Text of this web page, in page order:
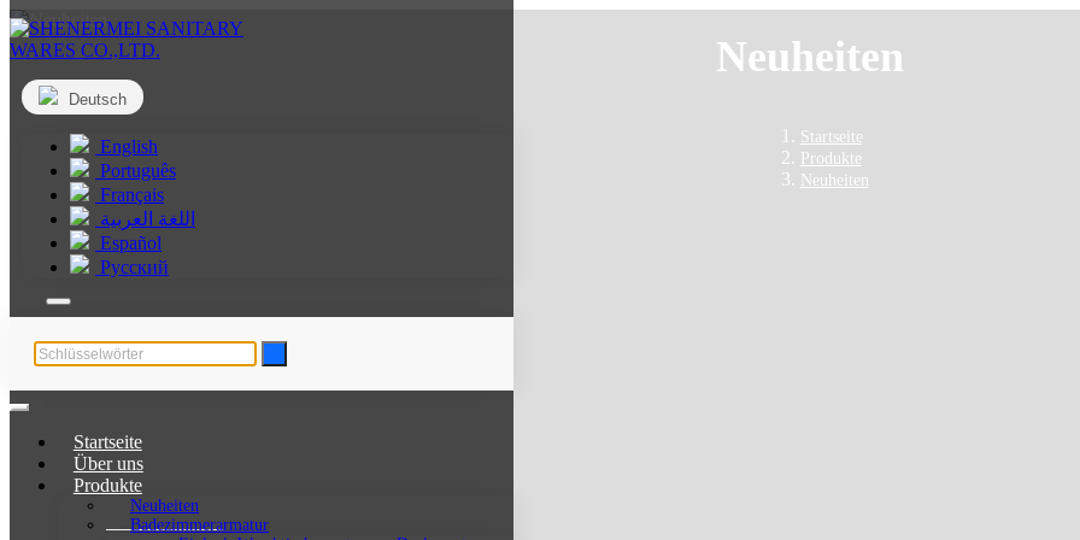
Deutsch
English
Português
Français
اللغة العربية
Español
Русский
Startseite
Über uns
Produkte
Neuheiten
Badezimmerarmatur
Neuheiten
Startseite
Produkte
Neuheiten